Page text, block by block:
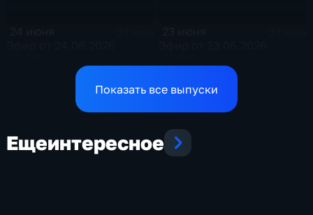
Показать все выпуски
Ещеинтересное